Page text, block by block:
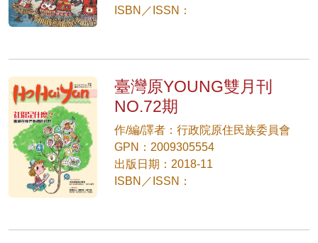
ISBN／ISSN：
臺灣原YOUNG雙月刊
NO.72期
作/編/譯者：行政院原住民族委員會
GPN：2009305554
出版日期：2018-11
ISBN／ISSN：